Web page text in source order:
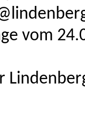
vom